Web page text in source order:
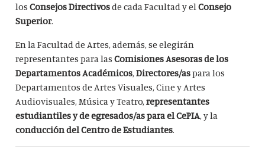
losConsejos Directivosde cada Facultad y elConsejo
Superior.
En la Facultad de Artes, además, se elegirán
representantes para lasComisiones Asesoras de los
Departamentos Académicos,Directores/aspara los
Departamentos de Artes Visuales, Cine y Artes
Audiovisuales, Música y Teatro,representantes
estudiantiles y de egresados/as para el CePIA, y la
conducción del Centro de Estudiantes.